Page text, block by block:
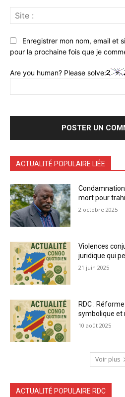
Enregistrer mon nom, email et
pour la prochaine fois que je
Are you human? Please solve:
ACTUALITÉ POPULAIRE LIÉE
mort pour
2 octobre 2025
Violences
juridique qui
21 juin 2025
RDC :
symbolique
10 août 2025
Voir plus
ACTUALITÉ POPULAIRE RDC